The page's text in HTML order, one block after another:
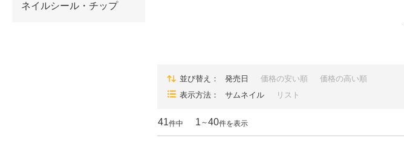
ネイルシール・チップ
並び替え 発売日 価格の安い順
価格の高い順
表示方法
サムネイル リスト
41件中 1 ～40件を表示